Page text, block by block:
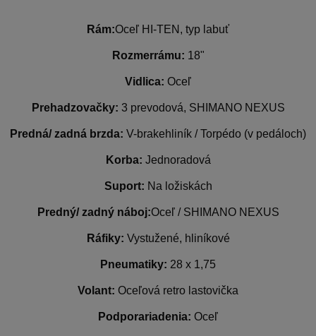
Rám:Oceľ HI-TEN, typ labuť
Rozmerrámu: 18"
Vidlica: Oceľ
Prehadzovačky: 3 prevodová, SHIMANO NEXUS
Predná/ zadná brzda: V-brakehliník / Torpédo (v pedáloch)
Korba: Jednoradová
Suport: Na ložiskách
Predný/ zadný náboj:Oceľ / SHIMANO NEXUS
Ráfiky: Vystužené, hliníkové
Pneumatiky: 28 x 1,75
Volant: Oceľová retro lastovička
Podporariadenia: Oceľ